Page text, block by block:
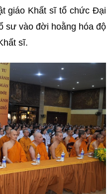
giáo Khất sĩ tổ chức Đại
sư vào đời hoằng hóa độ
sĩ.